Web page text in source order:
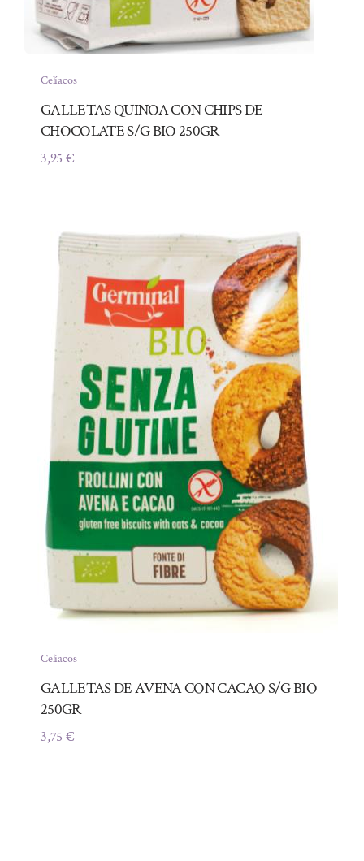
Celíacos
GALLETAS QUINOA CON CHIPS DE
CHOCOLATE S/G BIO 250GR
3,95€
Celíacos
GALLETAS DE AVENA CON CACAO S/G BIO
250GR
3,75€